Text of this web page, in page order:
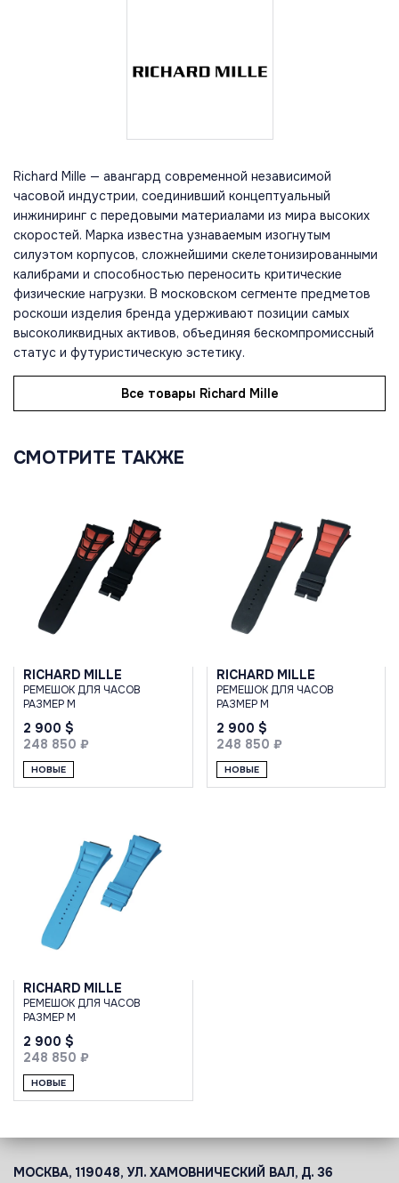
Richard Mille — авангард современной независимой
часовой индустрии, соединивший концептуальный
инжиниринг с передовыми материалами из мира высоких
скоростей. Марка известна узнаваемым изогнутым
силуэтом корпусов, сложнейшими скелетонизированными
калибрами и способностью переносить критические
физические нагрузки. В московском сегменте предметов
роскоши изделия бренда удерживают позиции самых
высоколиквидных активов, объединяя бескомпромиссный
статус и футуристическую эстетику.
Все товары Richard Mille
СМОТРИТЕ ТАКЖЕ
RICHARD MILLE
РЕМЕШОК ДЛЯ ЧАСОВ
РАЗМЕР M
2 900 $
248 850 ₽
НОВЫЕ
RICHARD MILLE
РЕМЕШОК ДЛЯ ЧАСОВ
РАЗМЕР M
2 900 $
248 850 ₽
НОВЫЕ
RICHARD MILLE
РЕМЕШОК ДЛЯ ЧАСОВ
РАЗМЕР M
2 900 $
248 850 ₽
НОВЫЕ
МОСКВА, 119048, УЛ. ХАМОВНИЧЕСКИЙ ВАЛ, Д. 36